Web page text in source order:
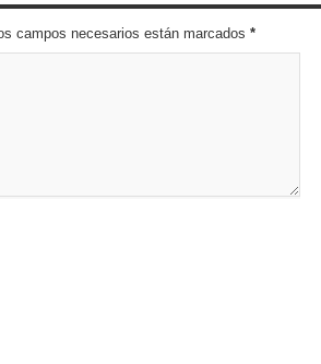
campos necesarios están marcados *